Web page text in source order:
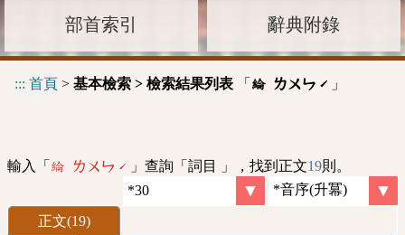
部首索引 辭典附錄
::: 首頁 > 基本檢索 > 檢索結果列表 「 綸 ㄌㄨㄣˊ 」
輸入「 綸 ㄌㄨㄣˊ 」查詢「詞目 」，找到正文19則。
正文(19)